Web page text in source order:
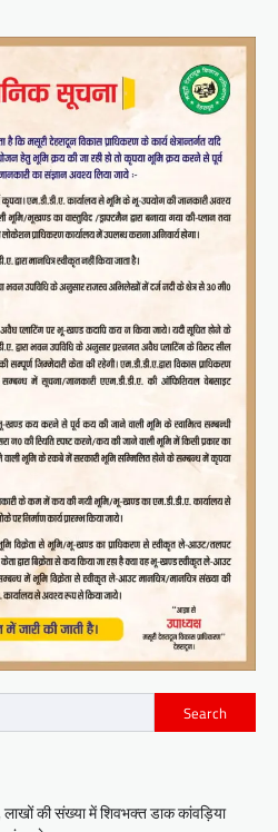
Search
की संख्या में शिवभक्त डाक कांवड़िया